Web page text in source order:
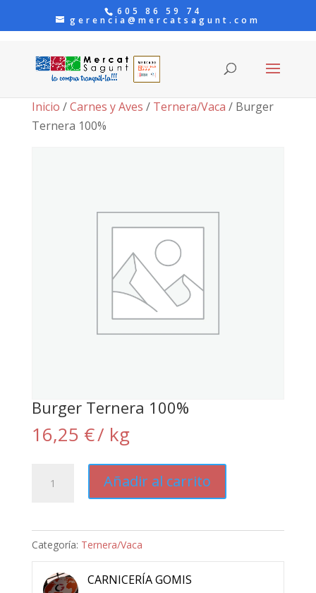
605 86 59 74
gerencia@mercatsagunt.com
Inicio /Carnes y Aves / Ternera/Vaca / Burger
Ternera 100%
Burger Ternera 100%
16,25 €/ kg
Ternera
cantidad
Añadir al carrito
Categoría: Ternera/Vaca
CARNICERÍA GOMIS